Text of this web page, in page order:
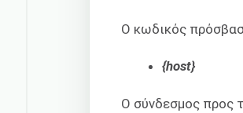
Ο κωδικός
{host}
Ο σύνδεσμος προς